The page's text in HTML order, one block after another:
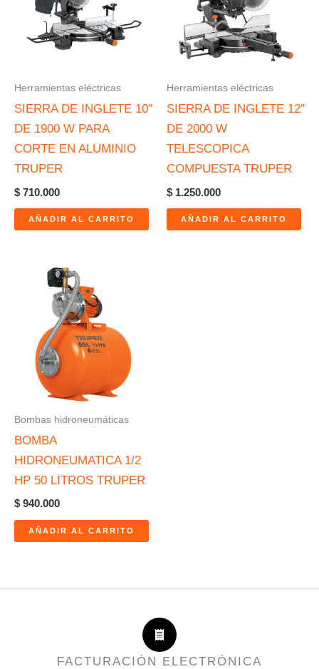
Herramientas eléctricas
SIERRA DE INGLETE 10″
DE 1900 W PARA
CORTE EN ALUMINIO
TRUPER
$ 710.000
AÑADIR AL CARRITO
Herramientas eléctricas
SIERRA DE INGLETE 12″
DE 2000 W
TELESCOPICA
COMPUESTA TRUPER
$ 1.250.000
AÑADIR AL CARRITO
Bombas hidroneumáticas
BOMBA
HIDRONEUMATICA 1/2
HP 50 LITROS TRUPER
$ 940.000
AÑADIR AL CARRITO
FACTURACIÓN ELECTRÓNICA